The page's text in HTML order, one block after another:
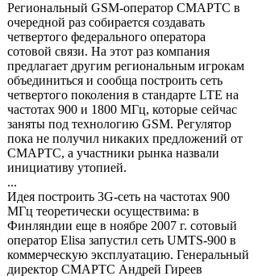
Региональный GSM-оператор СМАРТС в
очередной раз собирается создавать
четвертого федерального оператора
сотовой связи. На этот раз компания
предлагает другим региональным игрокам
объединиться и сообща построить сеть
четвертого поколения в стандарте LTE на
частотах 900 и 1800 МГц, которые сейчас
заняты под технологию GSM. Регулятор
пока не получил никаких предложений от
СМАРТС, а участники рынка назвали
инициативу утопией.
...
Идея построить 3G-cеть на частотах 900
МГц теоретически осуществима: в
Финляндии еще в ноябре 2007 г. сотовый
оператор Elisa запустил сеть UMTS-900 в
коммерческую эксплуатацию. Генеральный
директор СМАРТС Андрей Гиреев